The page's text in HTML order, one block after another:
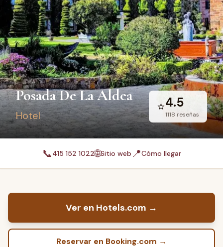
Posada De La Aldea
Hotel
⭐4.5
1118 reseñas
📞415 152 1022🌐Sitio web 📍Cómo llegar
Ver en Hotels.com →
Reservar en Booking.com →